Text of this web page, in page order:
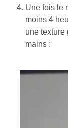
Une fois le
moins 4
une texture
mains :